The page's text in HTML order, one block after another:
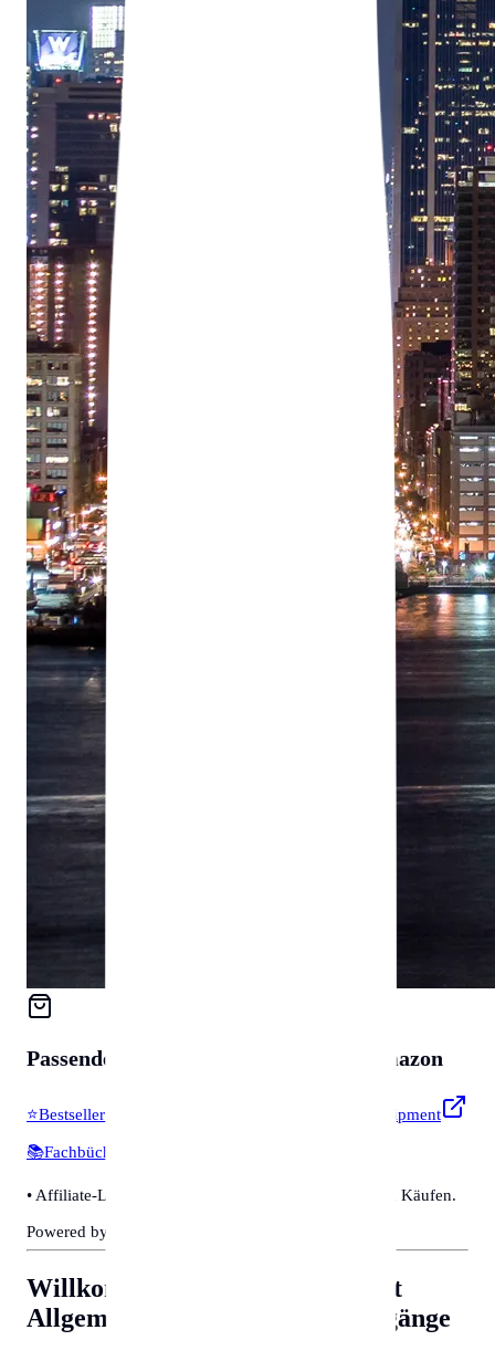
Passendes für auf Amazon
⭐Bestseller & Favoriten
Profi-Werkzeug & Equipment
📚Fachbücher & Guides
• Affiliate-Link: Wir erhalten eine kleine Provision bei Käufen.
Powered by Amazon 🛒
Willkommen in Wiener Neustadt
Allgemeine Tipps für Behördengänge